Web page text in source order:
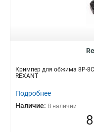
Кримпер для обжима 8P-
REXANT
Подробнее
Наличие: В наличии